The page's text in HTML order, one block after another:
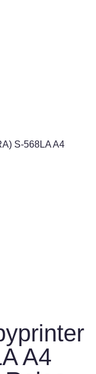
S-568LA A4
A4